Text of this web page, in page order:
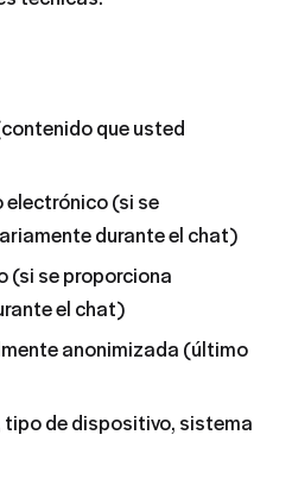
que usted
electrónico (si se
durante el chat)
(si se proporciona
el chat)
anonimizada (último
tipo de dispositivo, sistema